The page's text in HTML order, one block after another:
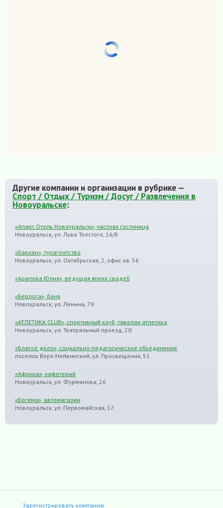
Другие компании и организации в рубрике —
Спорт / Отдых / Туризм / Досуг / Развлечения в
Новоуральске:
«Апарт Отель Новоуральск», частная гостиница
Новоуральск, ул. Льва Толстого, 16/б
«Бархан», турагентство
Новоуральск, ул. Октябрьская, 2, офис кв. 56
«Арапова Юлия», ведущая ярких свадеб
«Берлога», баня
Новоуральск, ул. Ленина, 79
«АТЛЕТИКА CLUB», спортивный клуб, тяжелая атлетика
Новоуральск, ул. Театральный проезд, 20
«Благое дело», социально-педагогическое объединение
поселок Верх-Нейвинский, ул. Просвещения, 51
«Африка», кафетерий
Новоуральск, ул. Фурманова, 26
«Богема», автомагазин
Новоуральск, ул. Первомайская, 17
Зарегистрировать компанию